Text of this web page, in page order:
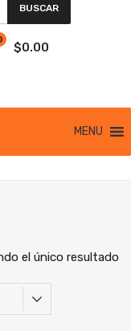
BUSCAR
$0.00
MENU
el único resultado